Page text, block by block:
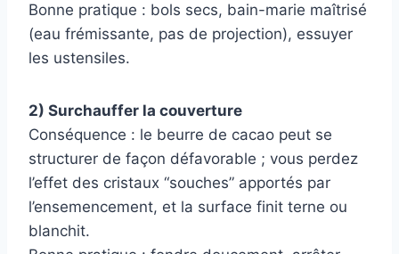
Bonne pratique : bols secs, bain-marie maîtrisé
(eau frémissante, pas de projection), essuyer
les ustensiles.
2) Surchauffer la couverture
Conséquence : le beurre de cacao peut se
structurer de façon défavorable ; vous perdez
l’effet des cristaux “souches” apportés par
l’ensemencement, et la surface finit terne ou
blanchit.